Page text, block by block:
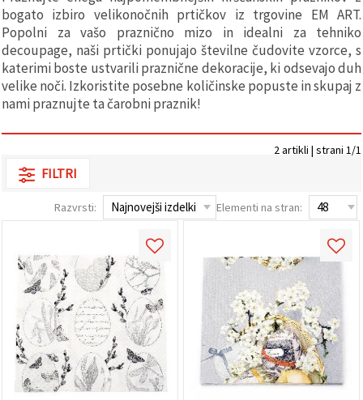
pravilno
delovanje
spletnega
mesta,
izboljšamo
vašo
uporabniško
izkušnjo ter
z vašim
prikazujemo
ustreznejše
oglase, tudi
s pomočjo
za analitiko
in trženje.
S klikom na
»Sprejmi
vse!« se
lahko
strinjate z
uporabo
vseh
piškotkov.
Ali pa v
bogato izbiro velikonočnih prtičkov iz trgovine EM ART.
Popolni za vašo praznično mizo in idealni za tehniko
decoupage, naši prtički ponujajo številne čudovite vzorce, s
katerimi boste ustvarili praznične dekoracije, ki odsevajo duh
velike noči. Izkoristite posebne količinske popuste in skupaj z
nami praznujte ta čarobni praznik!
2 artikli | strani 1/1
FILTRI
Razvrsti: Elementi na stran: